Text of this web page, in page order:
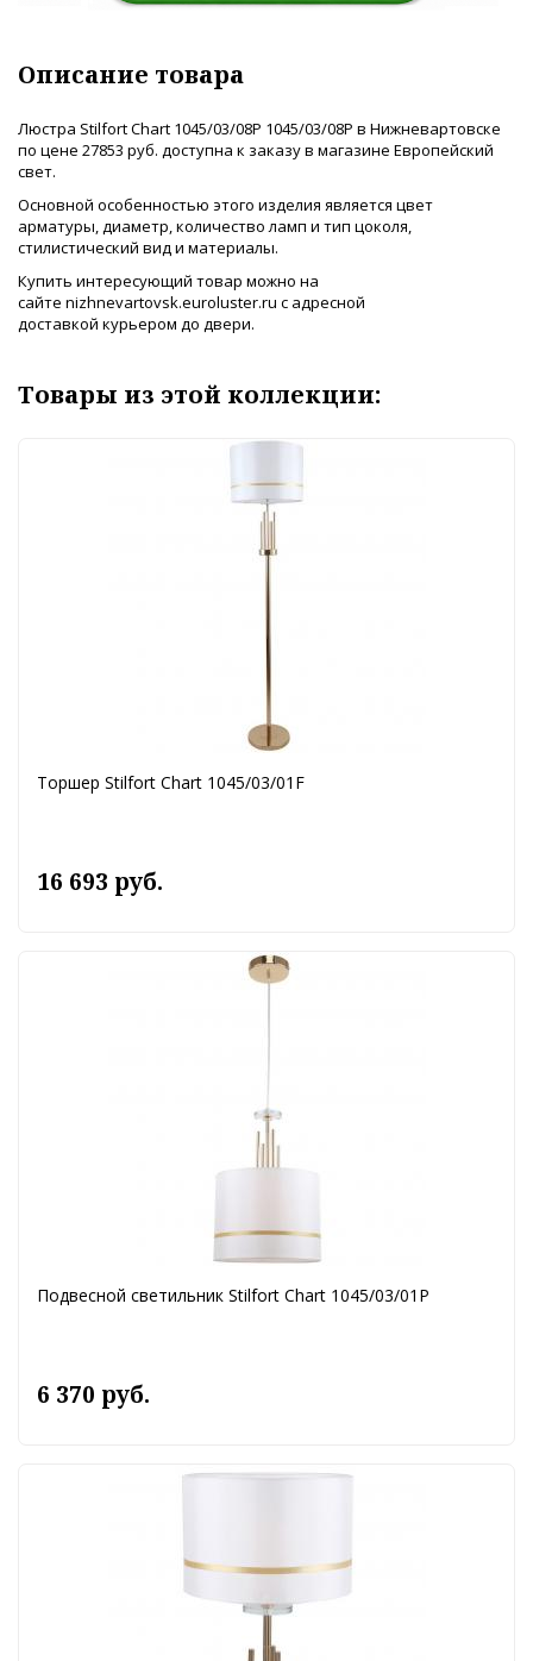
Описание товара
Люстра Stilfort Chart 1045/03/08P 1045/03/08P в Нижневартовске
по цене 27853 руб. доступна к заказу в магазине Европейский
свет.
Основной особенностью этого изделия является цвет
арматуры, диаметр, количество ламп и тип цоколя,
стилистический вид и материалы.
Купить интересующий товар можно на
сайте nizhnevartovsk.euroluster.ru с адресной
доставкой курьером до двери.
Товары из этой коллекции:
Торшер Stilfort Chart 1045/03/01F
16 693 руб.
Подвесной светильник Stilfort Chart 1045/03/01P
6 370 руб.